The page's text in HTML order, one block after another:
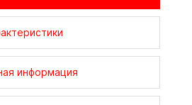
информация